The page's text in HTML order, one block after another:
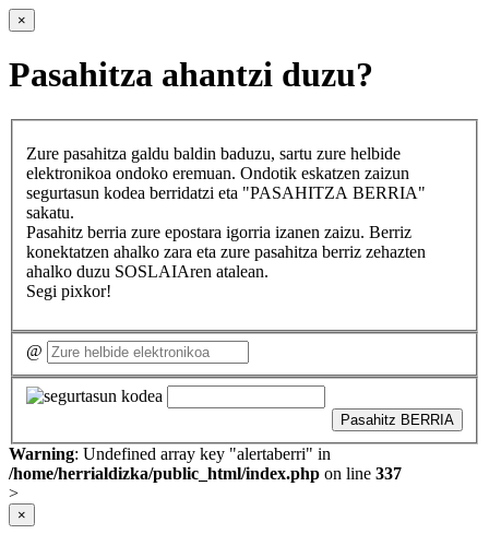
×
Pasahitza ahantzi duzu?
Zure pasahitza galdu baldin baduzu, sartu zure helbide
elektronikoa ondoko eremuan. Ondotik eskatzen zaizun
segurtasun kodea berridatzi eta "PASAHITZA BERRIA"
sakatu.
Pasahitz berria zure epostara igorria izanen zaizu. Berriz
konektatzen ahalko zara eta zure pasahitza berriz zehazten
ahalko duzu SOSLAIAren atalean.
Segi pixkor!
@
Pasahitz BERRIA
Warning: Undefined array key "alertaberri" in
/home/herrialdizka/public_html/index.php on line 337
>
×